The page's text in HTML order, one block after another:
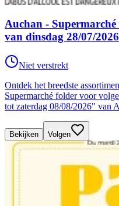
Auchan -
van dinsdag 28/07/
Niet verstrekt
Ontdek het breedste
Supermarché folder voor
tot zaterdag 08/08/2026" van
Bekijken Volgen